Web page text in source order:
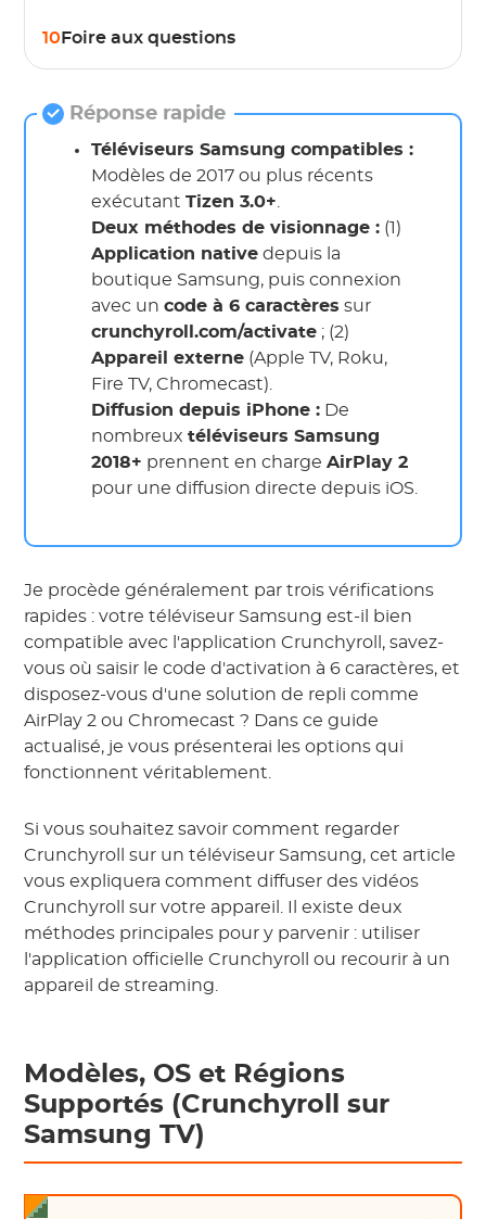
10 Foire aux questions
Réponse rapide
Téléviseurs Samsung compatibles :
Modèles de 2017 ou plus récents
exécutantTizen 3.0+
Deux méthodes de visionnage : (1)
Application native depuis la
boutique Samsung, puis connexion
avec uncode à 6 caractères sur
crunchyroll.com/activate ; (2)
Appareil externe (Apple TV, Roku,
Fire TV, Chromecast).
Diffusion depuis iPhone : De
nombreuxtéléviseurs Samsung
2018+ prennent en chargeAirPlay 2
pour une diffusion directe depuis iOS.
Je procède généralement par trois vérifications
rapides : votre téléviseur Samsung est-il bien
compatible avec l'application Crunchyroll, savez-
vous où saisir le code d'activation à 6 caractères, et
disposez-vous d'une solution de repli comme
AirPlay 2 ou Chromecast ? Dans ce guide
actualisé, je vous présenterai les options qui
fonctionnent véritablement.
Si vous souhaitez savoir comment regarder
Crunchyroll sur un téléviseur Samsung, cet article
vous expliquera comment diffuser des vidéos
Crunchyroll sur votre appareil. Il existe deux
méthodes principales pour y parvenir : utiliser
l'application officielle Crunchyroll ou recourir à un
appareil de streaming.
Modèles, OS et Régions
Supportés (Crunchyroll sur
Samsung TV)